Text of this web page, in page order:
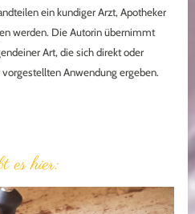
ein kundiger Arzt, Apotheker
werden. Die Autorin übernimmt
Art, die sich direkt oder
Anwendung ergeben.
es hier: